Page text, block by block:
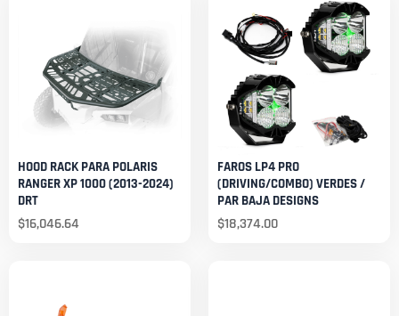
HOOD RACK PARA POLARIS
RANGER XP 1000 (2013-2024)
DRT
$16,046.64
FAROS LP4 PRO
(DRIVING/COMBO) VERDES /
PAR BAJA DESIGNS
$18,374.00